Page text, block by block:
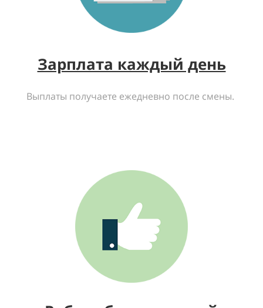
Зарплата каждый день
Выплаты получаете ежедневно после смены.